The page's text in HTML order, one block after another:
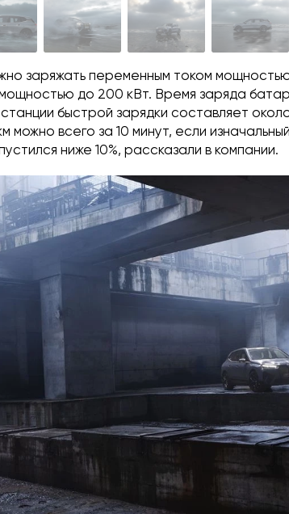
заряжать переменным током мощностью
до 200 кВт. Время заряда
быстрой зарядки составляет
можно всего за 10 минут, если
ниже 10%, рассказали в компании.